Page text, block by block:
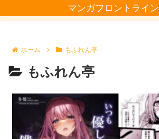
マンガフロントライン
ホーム もふれん亭
もふれん亭